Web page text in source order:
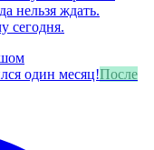
нельзя ждать.
сегодня.
После